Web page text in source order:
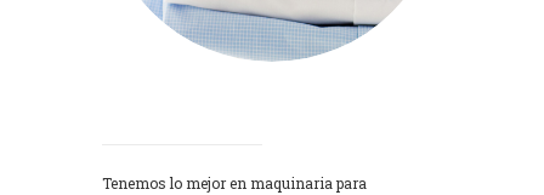
Tenemos lo mejor en maquinaria para